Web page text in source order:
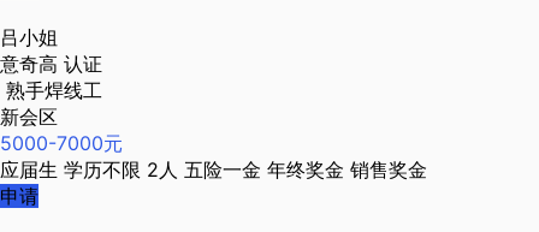
吕小姐
意奇高 认证
熟手焊线工
新会区
5000-7000元
应届生 学历不限 2人 五险一金 年终奖金 销售奖金
申请